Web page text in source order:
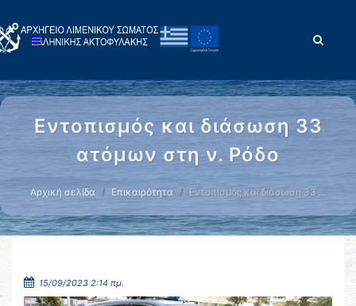
Εντοπισμός και διάσωση 33
ατόμων στη ν. Ρόδο
Αρχική σελίδα Επικαιρότητα Εντοπισμός και διάσωση 33 …
15/09/2023 2:14 πμ.